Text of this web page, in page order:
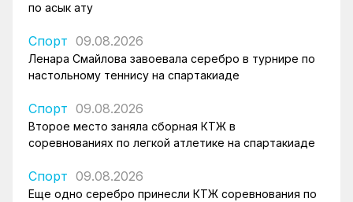
по асык ату
Спорт 09.08.2026
Ленара Смайлова завоевала серебро в турнире по
настольному теннису на спартакиаде
Спорт 09.08.2026
Второе место заняла сборная КТЖ в
соревнованиях по легкой атлетике на спартакиаде
Спорт 09.08.2026
Еще одно серебро принесли КТЖ соревнования по